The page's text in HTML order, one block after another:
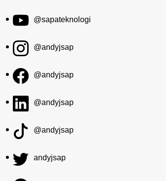
@sapateknologi
@andyjsap
@andyjsap
@andyjsap
@andyjsap
andyjsap